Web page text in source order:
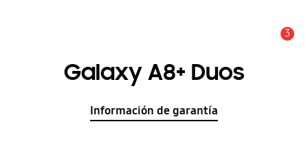
3
Galaxy A8+ Duos
Información de garantía